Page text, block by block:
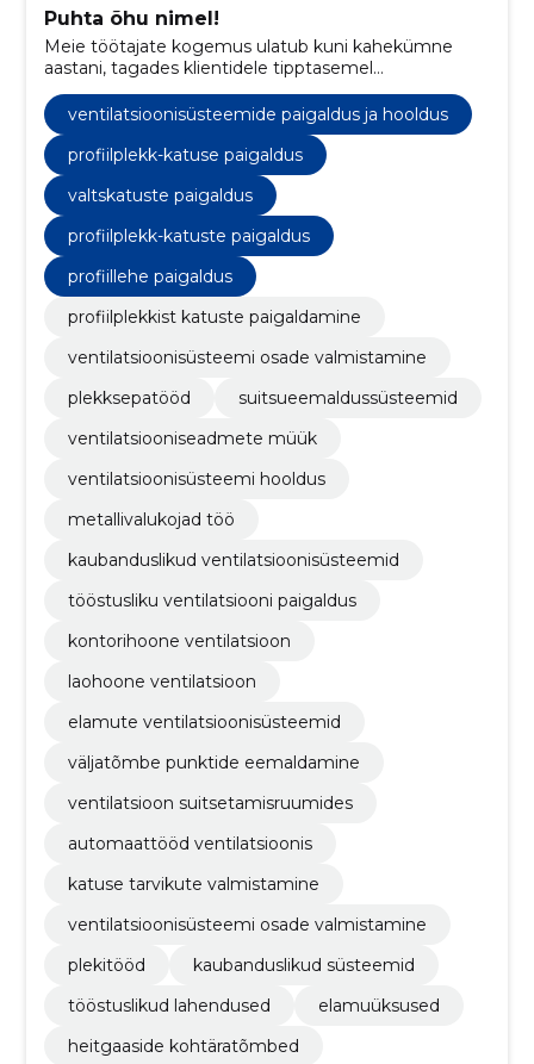
Puhta õhu nimel!
Meie töötajate kogemus ulatub kuni kahekümne
aastani, tagades klientidele tipptasemel
ventilatsioonilahendused ning kvaliteetsed osad.
ventilatsioonisüsteemide paigaldus ja hooldus
profiilplekk-katuse paigaldus
valtskatuste paigaldus
profiilplekk-katuste paigaldus
profiillehe paigaldus
profiilplekkist katuste paigaldamine
ventilatsioonisüsteemi osade valmistamine
plekksepatööd
suitsueemaldussüsteemid
ventilatsiooniseadmete müük
ventilatsioonisüsteemi hooldus
metallivalukojad töö
kaubanduslikud ventilatsioonisüsteemid
tööstusliku ventilatsiooni paigaldus
kontorihoone ventilatsioon
laohoone ventilatsioon
elamute ventilatsioonisüsteemid
väljatõmbe punktide eemaldamine
ventilatsioon suitsetamisruumides
automaattööd ventilatsioonis
katuse tarvikute valmistamine
ventilatsioonisüsteemi osade valmistamine
plekitööd
kaubanduslikud süsteemid
tööstuslikud lahendused
elamuüksused
heitgaaside kohtäratõmbed